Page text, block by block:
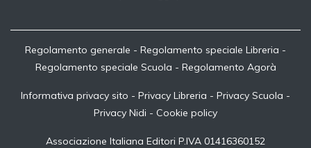
Regolamento generale - Regolamento speciale Libreria -
Regolamento speciale Scuola - Regolamento Agorà
Informativa privacy sito - Privacy Libreria - Privacy Scuola -
Privacy Nidi - Cookie policy
Associazione Italiana Editori P.IVA 01416360152